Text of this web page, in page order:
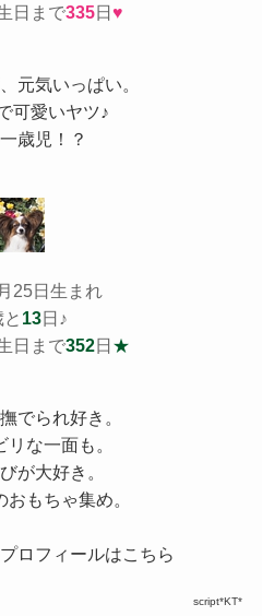
日まで335日♥
元気いっぱい。
可愛いヤツ♪
歳児！？
25日生まれ
と 13日♪
日まで352日 ★
でられ好き。
な一面も。
が大好き。
もちゃ集め。
ロフィールはこちら
script*KT*